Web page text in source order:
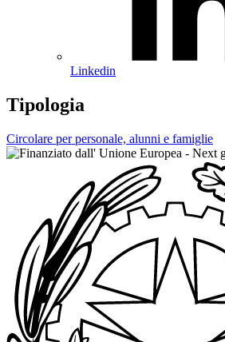
Linkedin
Tipologia
Circolare per personale, alunni e famiglie